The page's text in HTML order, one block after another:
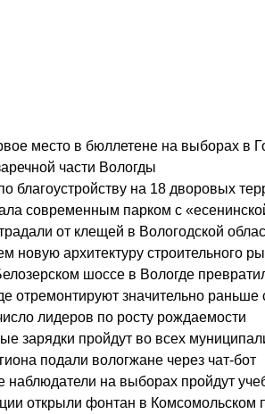
место в бюллетене на выборах в
части Вологды
благоустройству на 18 дворовых
современным парком с
от клещей в Вологодской
новую архитектуру строительного
шоссе в Вологде
отремонтируют значительно раньше
лидеров по росту рождаемости
зарядки пройдут во всех
подали вологжане через чат-бот
на выборах пройдут
открыли фонтан в Комсомольском